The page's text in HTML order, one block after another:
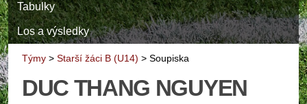
Tabulky
Los a výsledky
Týmy > Starší žáci B (U14) > Soupiska
DUC THANG NGUYEN